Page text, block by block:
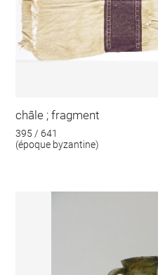
châle ; fragment
395 / 641
(époque byzantine)